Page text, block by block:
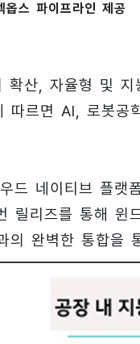
스 파이프라인 제공
산, 자율형 및
따르면 AI, 로봇
드 네이티브 플
릴리즈를 통해
완벽한 통합을